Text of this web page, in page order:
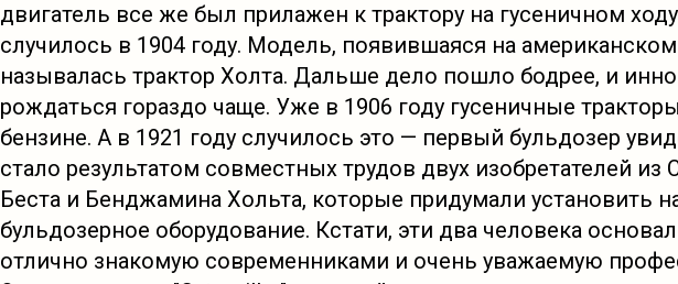
двигатель все же был прилажен к трактору на гусеничном
случилось в 1904 году. Модель, появившаяся на
называлась трактор Холта. Дальше дело пошло бодрее, и
рождаться гораздо чаще. Уже в 1906 году гусеничные
бензине. А в 1921 году случилось это — первый бульдозер
стало результатом совместных трудов двух изобретателей
Беста и Бенджамина Хольта, которые придумали установить
бульдозерное оборудование. Кстати, эти два человека
отлично знакомую современниками и очень уважаемую